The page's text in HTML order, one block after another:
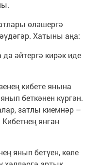
өләшергә
Хатыны аңа:
әйтергә кирәк иде
кибете янына
беткәнен күргән.
затлы киемнәр –
янган
янып бетүен, көле